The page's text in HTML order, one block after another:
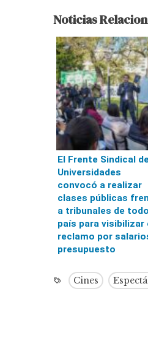
Noticias
El Frente Sindical
Universidades
convocó a realizar
clases públicas
a tribunales de
país para visibilizar
reclamo por
presupuesto
Cines